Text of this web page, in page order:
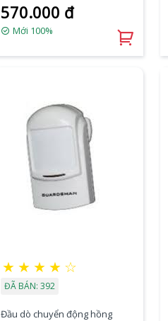
570.000 đ
Mới 100%
★ ★ ★ ★ ☆
ĐÃ BÁN: 392
Đầu dò chuyển động hồng